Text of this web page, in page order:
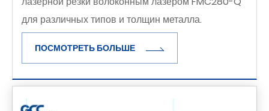
для различных типов и толщин металла.
ПОСМОТРЕТЬ БОЛЬШЕ